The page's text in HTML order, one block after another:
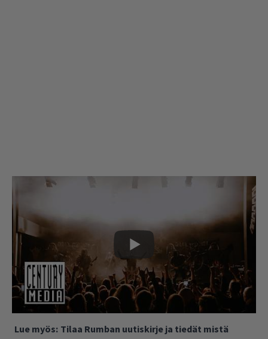
Lue myös: Tilaa Rumban uutiskirje ja tiedät mistä